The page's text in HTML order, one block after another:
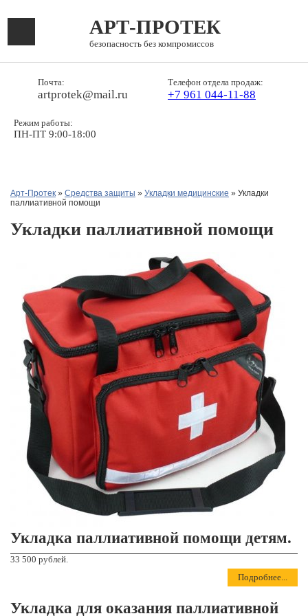
АРТ-ПРОТЕК
безопасность без компромиссов
Почта:
artprotek@mail.ru
Телефон отдела продаж:
+7 961 044-11-88
Режим работы:
ПН-ПТ 9:00-18:00
Арт-Протек » Средства защиты » Укладки медицинские » Укладки
паллиативной помощи
Укладки паллиативной помощи
Укладка паллиативной помощи детям.
33 500 рублей.
Подробнее...
Укладка для оказания паллиативной